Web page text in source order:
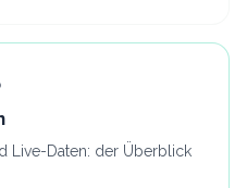
Live-Daten: der Überblick